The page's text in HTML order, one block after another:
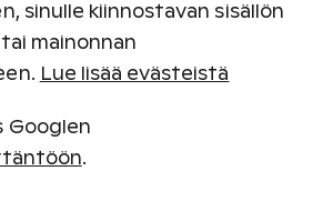
myös latauksen aikana.
löydät
Aluekartta
sinulle kiinnostavan sisällön
mainonnan
Lue lisää evästeistä
Googlen
.